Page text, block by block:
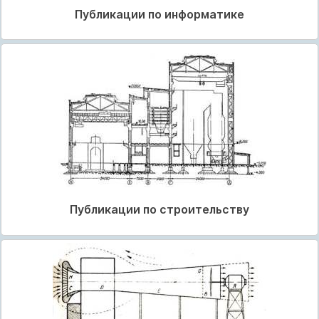
Публикации по информатике
Публикации по строительству